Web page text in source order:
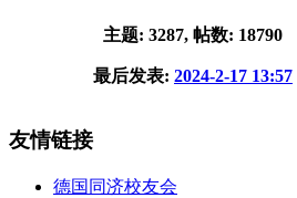
主题: 3287, 帖数: 18790
最后发表: 2024-2-17 13:57
友情链接
德国同济校友会